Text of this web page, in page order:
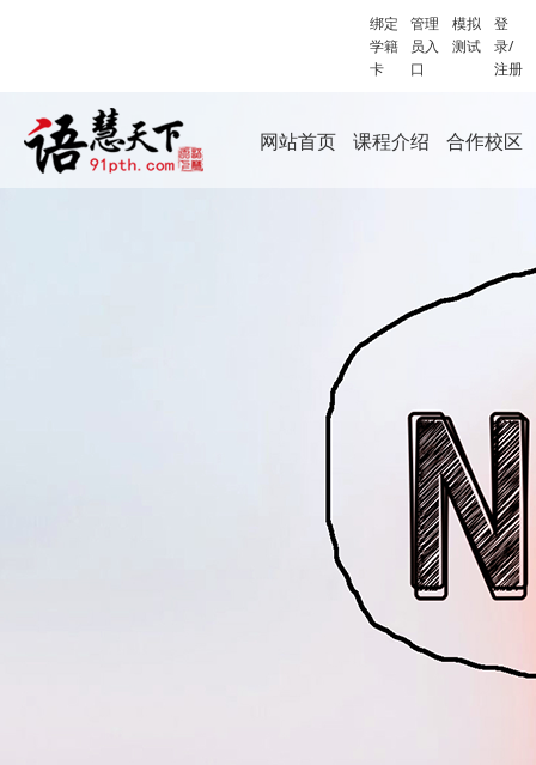
绑定
学籍
卡
管理
员入
口
模拟
测试
登
录/
注册
网站首页 课程介绍 合作校区